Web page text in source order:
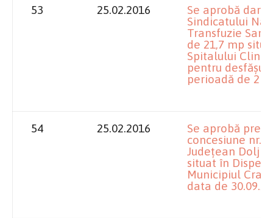
53 25.02.2016
Se aprobă
Sindicatului
Transfuzie
de 21,7 mp
Spitalului Clinic
pentru
perioadă de 2
54 25.02.2016
Se aprobă
concesiune
Județean Dolj
situat în
Municipiul
data de